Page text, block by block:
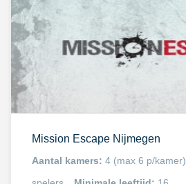
Mission Escape Nijmegen
Aantal kamers: 4 (max 6 p/kamer)